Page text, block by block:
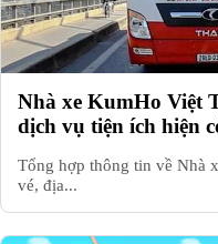
Nhà xe KumHo Việt
dịch vụ tiện ích hiện
Tổng hợp thông tin về Nhà
vé, địa...